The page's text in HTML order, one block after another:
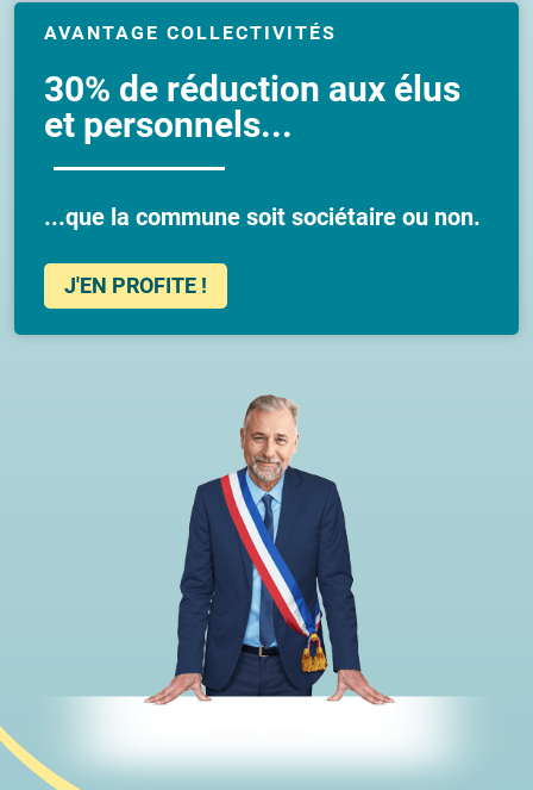
AVANTAGE COLLECTIVITÉS
30% de réduction aux élus
et personnels...
...que la commune soit sociétaire ou non.
J'EN PROFITE !